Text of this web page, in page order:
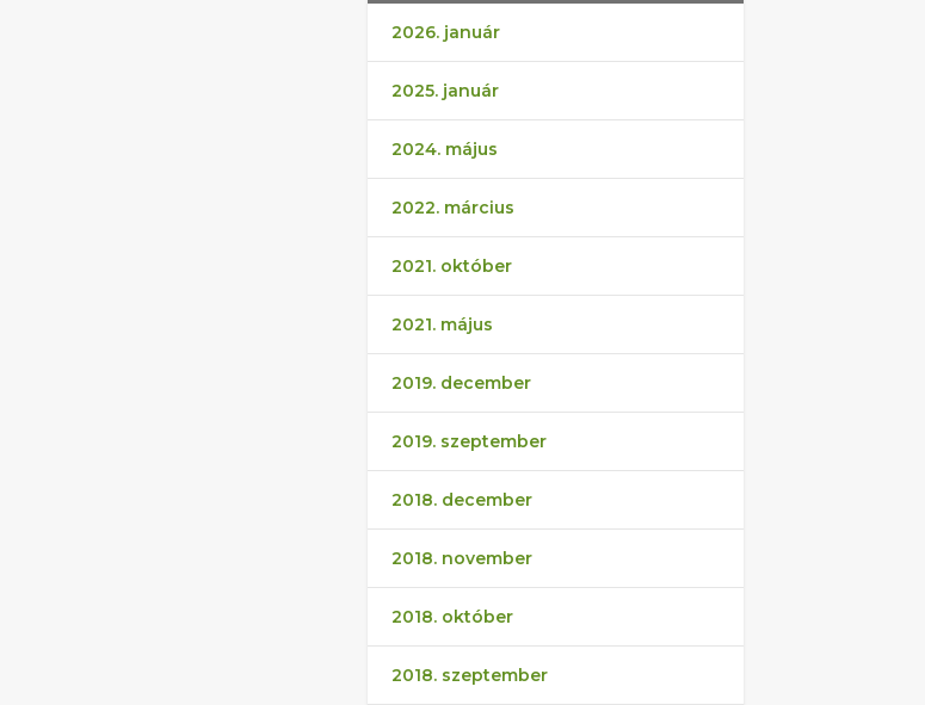
2026. január
2025. január
2024. május
2022. március
2021. október
2021. május
2019. december
2019. szeptember
2018. december
2018. november
2018. október
2018. szeptember